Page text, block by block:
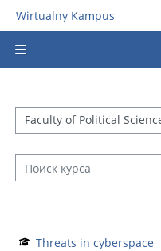
Перейти к основному
Wirtualny Kampus
Категории курсов
Поиск курса
Threats in cyberspace